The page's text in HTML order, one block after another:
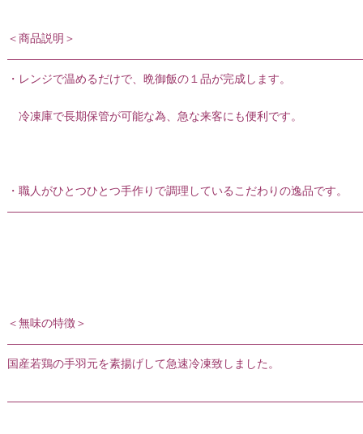
＜商品説明＞
・レンジで温めるだけで、晩御飯の１品が完成します。
冷凍庫で長期保管が可能な為、急な来客にも便利です。
・職人がひとつひとつ手作りで調理しているこだわりの逸品です。
＜無味の特徴＞
国産若鶏の手羽元を素揚げして急速冷凍致しました。